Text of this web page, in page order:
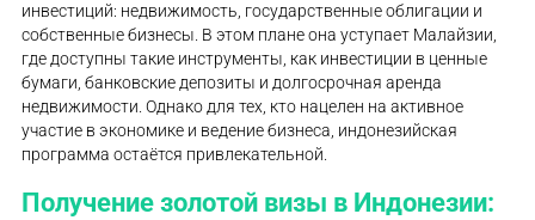
инвестиций: недвижимость, государственные облигации и
собственные бизнесы. В этом плане она уступает Малайзии,
где доступны такие инструменты, как инвестиции в ценные
бумаги, банковские депозиты и долгосрочная аренда
недвижимости. Однако для тех, кто нацелен на активное
участие в экономике и ведение бизнеса, индонезийская
программа остаётся привлекательной.
Получение золотой визы в Индонезии: